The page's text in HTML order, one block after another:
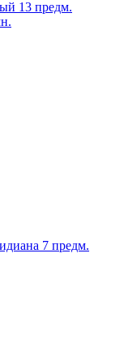
13 предм.
7 предм.